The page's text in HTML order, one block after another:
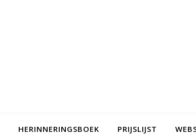
HERINNERINGSBOEK PRIJSLIJST